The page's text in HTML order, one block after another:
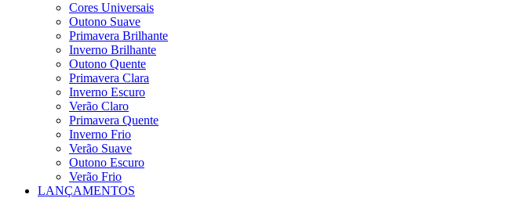
Cores Universais
Outono Suave
Primavera Brilhante
Inverno Brilhante
Outono Quente
Primavera Clara
Inverno Escuro
Verão Claro
Primavera Quente
Inverno Frio
Verão Suave
Outono Escuro
Verão Frio
LANÇAMENTOS